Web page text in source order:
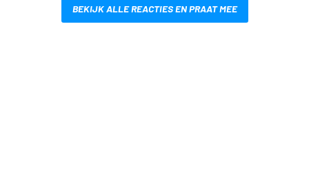
BEKIJK ALLE REACTIES EN PRAAT MEE